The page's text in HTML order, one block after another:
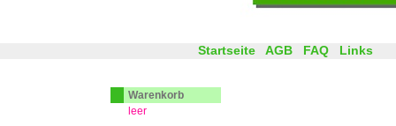
Startseite AGB FAQ Links
Warenkorb
leer